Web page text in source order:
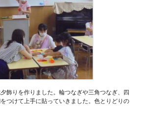
飾りを作りました。輪つなぎや三角つなぎ、四
つけて上手に貼っていきました。色とりどりの